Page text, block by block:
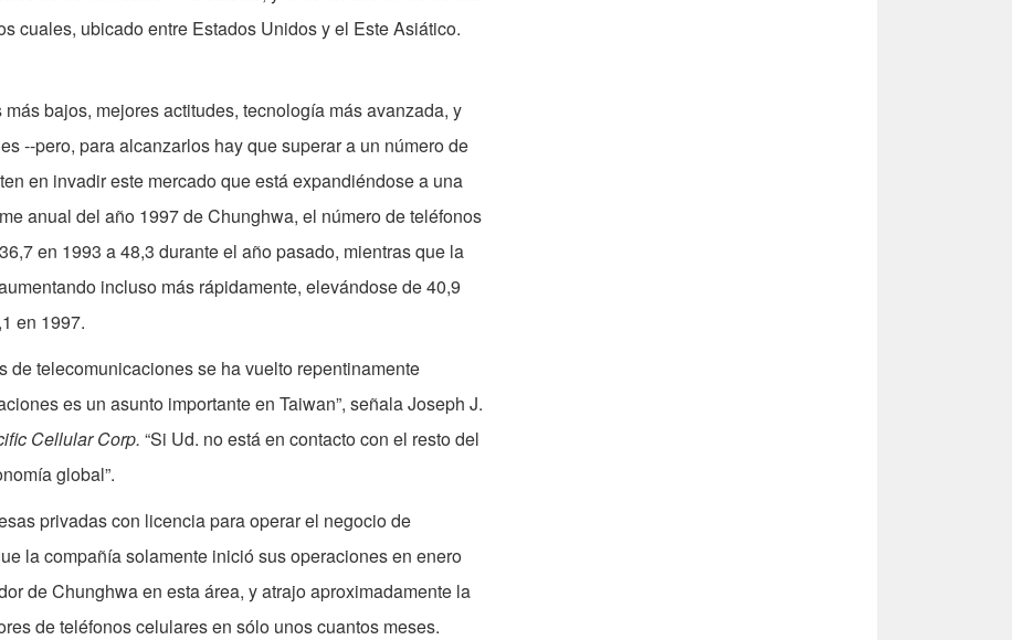
cuales, ubicado entre Estados Unidos y el Este Asiático.
bajos, mejores actitudes, tecnología más avanzada, y
--pero, para alcanzarlos hay que superar a un número de
en invadir este mercado que está expandiéndose a una
anual del año 1997 de Chunghwa, el número de teléfonos
en 1993 a 48,3 durante el año pasado, mientras que la
incluso más rápidamente, elevándose de 40,9
en 1997.
de telecomunicaciones se ha vuelto repentinamente
es un asunto importante en Taiwan”, señala Joseph J.
Cellular Corp. “Si Ud. no está en contacto con el resto del
global”.
privadas con licencia para operar el negocio de
la compañía solamente inició sus operaciones en enero
de Chunghwa en esta área, y atrajo aproximadamente la
de teléfonos celulares en sólo unos cuantos meses.